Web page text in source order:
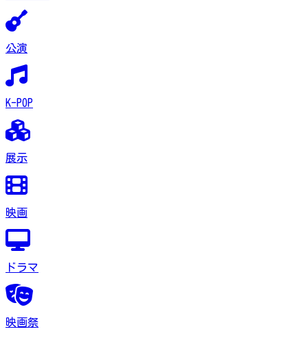
公演
K-POP
展示
映画
ドラマ
映画祭